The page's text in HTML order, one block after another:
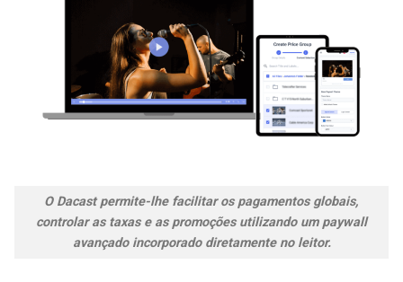
O Dacast permite-lhe facilitar os pagamentos globais,
controlar as taxas e as promoções utilizando um paywall
avançado incorporado diretamente no leitor.